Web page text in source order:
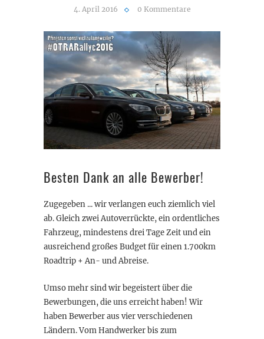
4. April 2016 0 Kommentare
Besten Dank an alle Bewerber!
Zugegeben ... wir verlangen euch ziemlich viel
ab. Gleich zwei Autoverrückte, ein ordentliches
Fahrzeug, mindestens drei Tage Zeit und ein
ausreichend großes Budget für einen 1.700km
Roadtrip + An- und Abreise.
Umso mehr sind wir begeistert über die
Bewerbungen, die uns erreicht haben! Wir
haben Bewerber aus vier verschiedenen
Ländern. Vom Handwerker bis zum